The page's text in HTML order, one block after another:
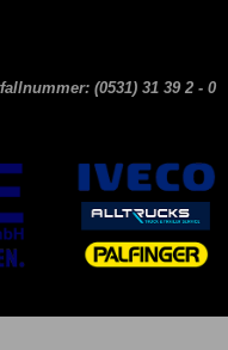
(0531) 31 39 2 - 0